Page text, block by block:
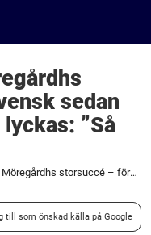
sedan
”Så
Jättelöftet Truls Möregårdhs storsuccé – första svensk sedan Jan-Ove Waldner att lyckas: "Så jäkla mäktigt!"
till som önskad källa på Google